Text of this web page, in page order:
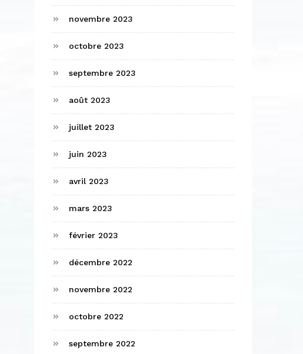
novembre 2023
octobre 2023
septembre 2023
août 2023
juillet 2023
juin 2023
avril 2023
mars 2023
février 2023
décembre 2022
novembre 2022
octobre 2022
septembre 2022